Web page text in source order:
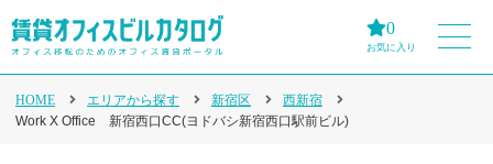
0
お気に入り
HOME エリアから探す 新宿区
西新宿
Work X Office 新宿西口CC(ヨドバシ新宿西口駅前ビル)